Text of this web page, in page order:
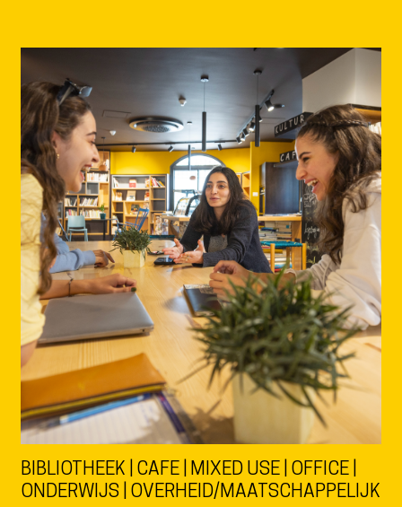
BIBLIOTHEEK | CAFE | MIXED USE | OFFICE |
ONDERWIJS | OVERHEID/MAATSCHAPPELIJK